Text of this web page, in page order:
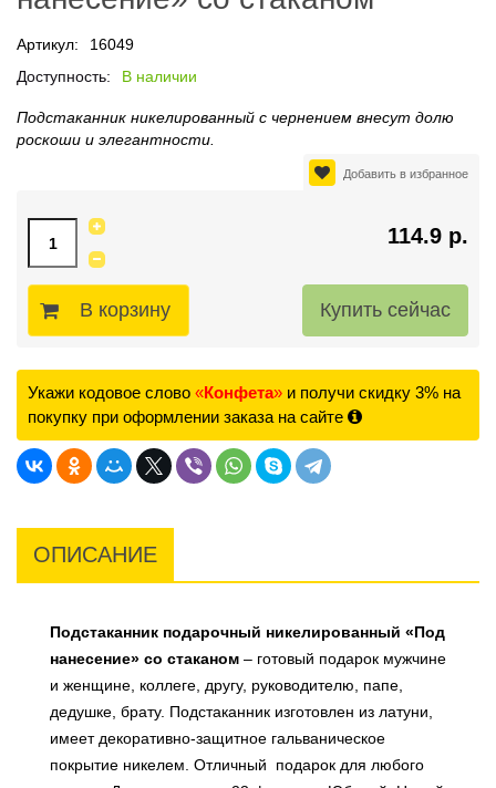
Артикул:
16049
Доступность:
В наличии
Подстаканник никелированный с чернением внесут долю
роскоши и элегантности.
Добавить в избранное
114.9 р.
В корзину
Укажи кодовое слово «Конфета» и получи скидку 3% на
покупку при оформлении заказа на сайте
ОПИСАНИЕ
Подстаканник подарочный никелированный «Под
нанесение» со стаканом – готовый подарок мужчине
и женщине, коллеге, другу, руководителю, папе,
дедушке, брату. Подстаканник изготовлен из латуни,
имеет декоративно-защитное гальваническое
покрытие никелем. Отличный подарок для любого